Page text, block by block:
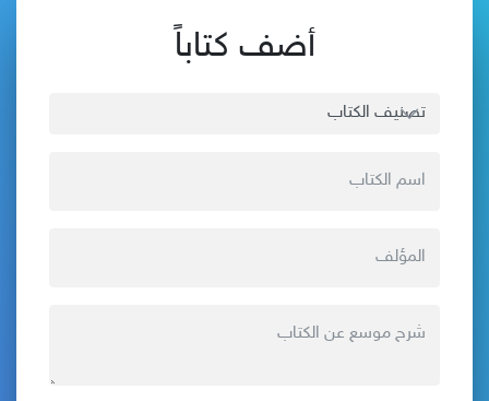
أضف كتاباً